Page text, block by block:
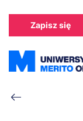
treści
Zapisz się
Ścieżka